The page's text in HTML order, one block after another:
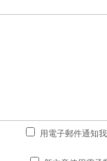
用電子郵件通知我